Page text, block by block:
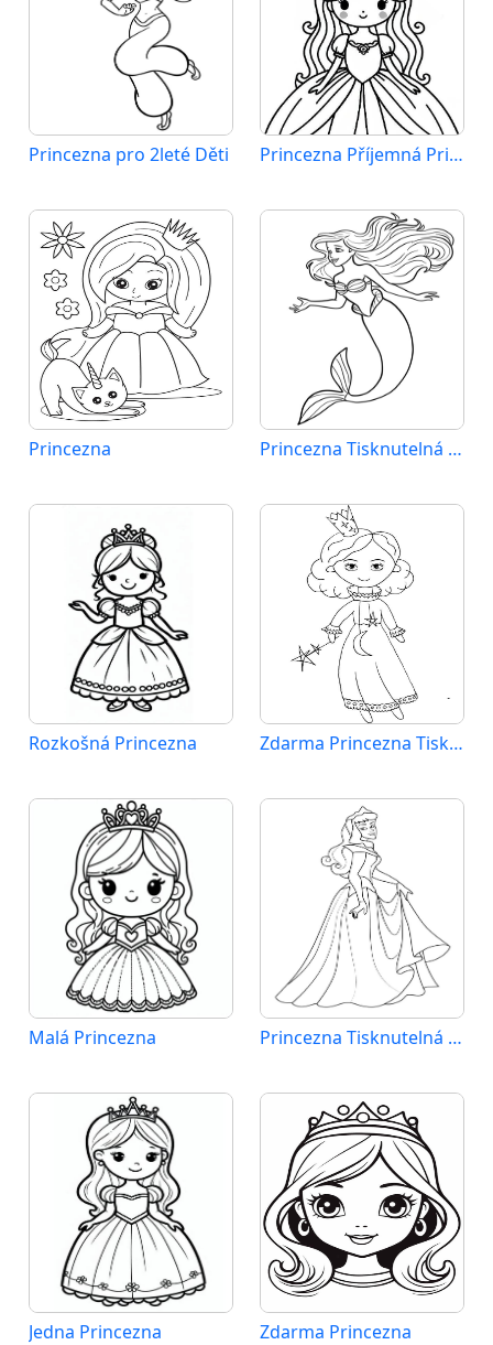
Princezna pro 2leté Děti Princezna Příjemná Princezna
Princezna Princezna Tisknutelná pro Děti
Rozkošná Princezna Zdarma Princezna Tisknutelná
Malá Princezna Princezna Tisknutelná Zdarma
Jedna Princezna Zdarma Princezna